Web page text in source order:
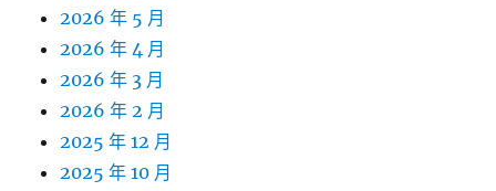
2026 年 5 月
2026 年 4 月
2026 年 3 月
2026 年 2 月
2025 年 12 月
2025 年 10 月